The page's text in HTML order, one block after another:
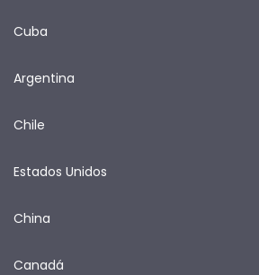
Cuba
Argentina
Chile
Estados Unidos
China
Canadá